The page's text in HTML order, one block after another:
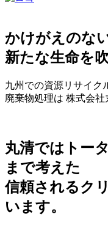
かけがえのな
新たな生命を
九州での資源リサイク
廃棄物処理は 株式会社
丸清ではトー
まで考えた
信頼されるク
います。